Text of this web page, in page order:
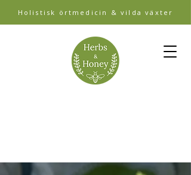
Holistisk örtmedicin & vilda växter